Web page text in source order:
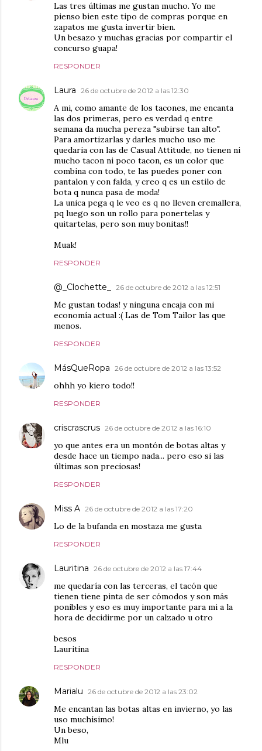
Las tres últimas me gustan mucho. Yo me
pienso bien este tipo de compras porque en
zapatos me gusta invertir bien.
Un besazo y muchas gracias por compartir el
concurso guapa!
RESPONDER
Laura 26 de octubre de 2012 a las 12:30
A mi, como amante de los tacones, me encanta
las dos primeras, pero es verdad q entre
semana da mucha pereza "subirse tan alto".
Para amortizarlas y darles mucho uso me
quedaria con las de Casual Attitude, no tienen ni
mucho tacon ni poco tacon, es un color que
combina con todo, te las puedes poner con
pantalon y con falda, y creo q es un estilo de
bota q nunca pasa de moda!
La unica pega q le veo es q no lleven cremallera,
pq luego son un rollo para ponertelas y
quitartelas, pero son muy bonitas!!
Muak!
RESPONDER
@_Clochette_ 26 de octubre de 2012 a las 12:51
Me gustan todas! y ninguna encaja con mi
economía actual :( Las de Tom Tailor las que
menos.
RESPONDER
MásQueRopa 26 de octubre de 2012 a las 13:52
ohhh yo kiero todo!!
RESPONDER
criscrascrus 26 de octubre de 2012 a las 16:10
yo que antes era un montón de botas altas y
desde hace un tiempo nada... pero eso si las
últimas son preciosas!
RESPONDER
Miss A 26 de octubre de 2012 a las 17:20
Lo de la bufanda en mostaza me gusta
RESPONDER
Lauritina 26 de octubre de 2012 a las 17:44
me quedaría con las terceras, el tacón que
tienen tiene pinta de ser cómodos y son más
ponibles y eso es muy importante para mi a la
hora de decidirme por un calzado u otro
besos
Lauritina
RESPONDER
Marialu 26 de octubre de 2012 a las 23:02
Me encantan las botas altas en invierno, yo las
uso muchísimo!
Un beso,
Mlu